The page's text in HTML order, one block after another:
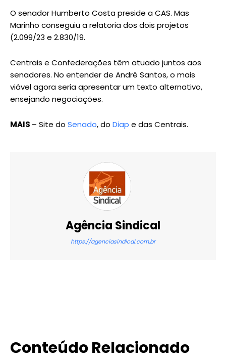
O senador Humberto Costa preside a CAS. Mas
Marinho conseguiu a relatoria dos dois projetos
(2.099/23 e 2.830/19.
Centrais e Confederações têm atuado juntos aos
senadores. No entender de André Santos, o mais
viável agora seria apresentar um texto alternativo,
ensejando negociações.
MAIS – Site do Senado, do Diap e das Centrais.
Agência Sindical
https://agenciasindical.com.br
Conteúdo Relacionado